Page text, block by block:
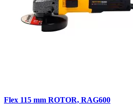
Flex 115 mm ROTOR, RAG600